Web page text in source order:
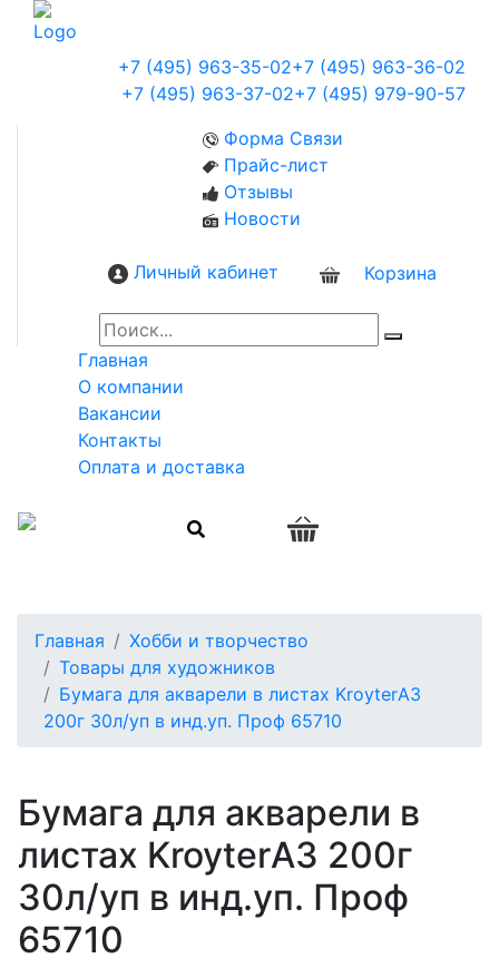
+7 (495) 963-35-02+7 (495) 963-36-02
+7 (495) 963-37-02+7 (495) 979-90-57
Форма Связи
Прайс-лист
Отзывы
Новости
Личный кабинет Корзина
Главная
О компании
Вакансии
Контакты
Оплата и доставка
Главная
Хобби и творчество
Товары для художников
Бумага для акварели в листах KroyterА3
200г 30л/уп в инд.уп. Проф 65710
Бумага для акварели в
листах KroyterА3 200г
30л/уп в инд.уп. Проф
65710